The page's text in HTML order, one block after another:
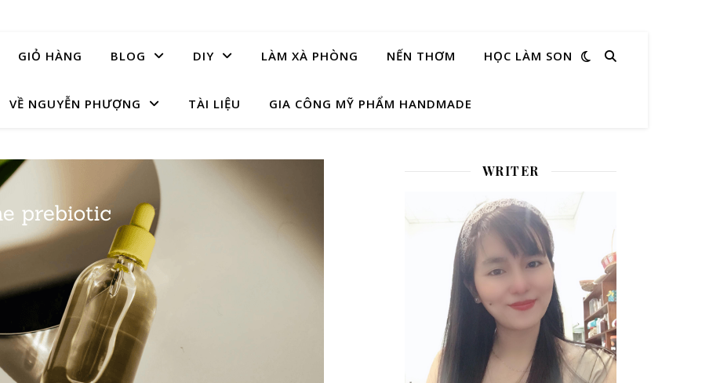
GIỎ HÀNG BLOG DIY LÀM XÀ PHÒNG NẾN THƠM HỌC LÀM SON
VỀ NGUYỄN PHƯỢNG TÀI LIỆU GIA CÔNG MỸ PHẨM HANDMADE
WRITER